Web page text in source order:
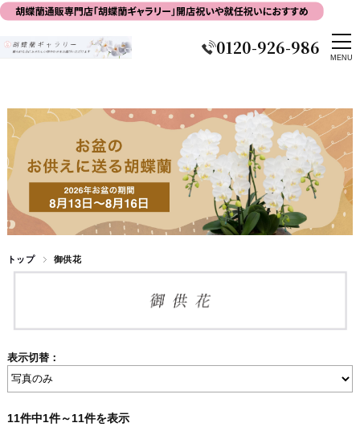
0120-926-986
トップ 御供花
表示切替：
11件中1件～11件を表示